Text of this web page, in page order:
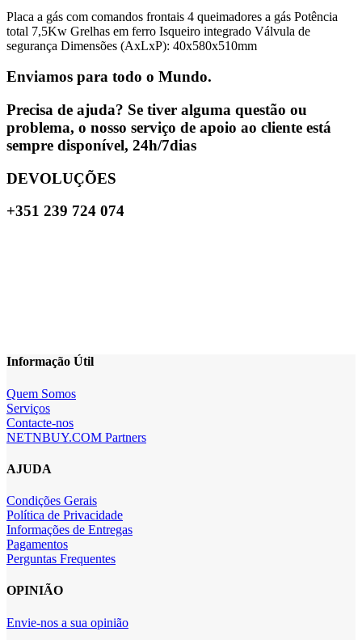
Placa a gás com comandos frontais 4 queimadores a gás Potência
total 7,5Kw Grelhas em ferro Isqueiro integrado Válvula de
segurança Dimensões (AxLxP): 40x580x510mm
Enviamos para todo o Mundo.
Precisa de ajuda? Se tiver alguma questão ou
problema, o nosso serviço de apoio ao cliente está
sempre disponível, 24h/7dias
DEVOLUÇÕES
+351 239 724 074
Informação Útil
Quem Somos
Serviços
Contacte-nos
NETNBUY.COM Partners
AJUDA
Condições Gerais
Política de Privacidade
Informações de Entregas
Pagamentos
Perguntas Frequentes
OPINIÃO
Envie-nos a sua opinião